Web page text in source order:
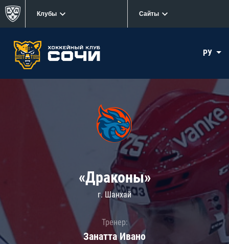
Клубы Сайты
РУ
«Драконы»
г. Шанхай
Тренер:
Занатта Иванo